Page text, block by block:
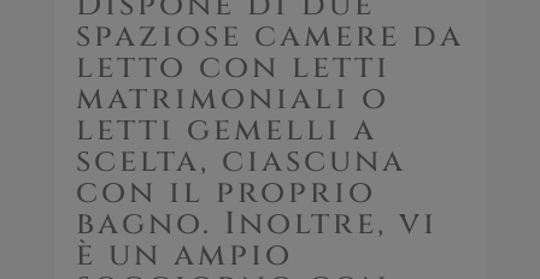
spaziose camere da
letto con letti
matrimoniali o
letti gemelli a
scelta, ciascuna
con il proprio
bagno. Inoltre, vi
è un ampio